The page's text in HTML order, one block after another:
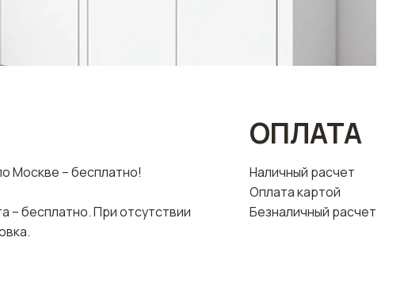
Москве – бесплатно!
– бесплатно. При отсутствии
ОПЛАТА
Наличный расчет
Оплата картой
Безналичный расчет